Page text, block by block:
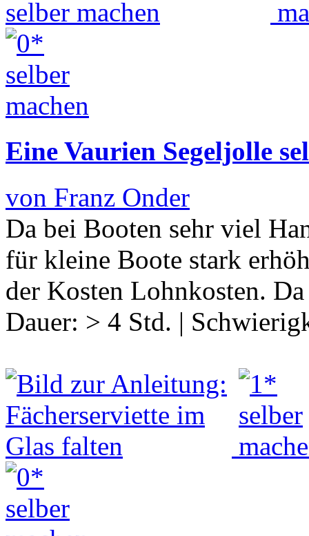
Eine Vaurien Segeljolle
von Franz Onder
Da bei Booten sehr viel
für kleine Boote stark
der Kosten Lohnkosten.
Dauer: > 4 Std. |